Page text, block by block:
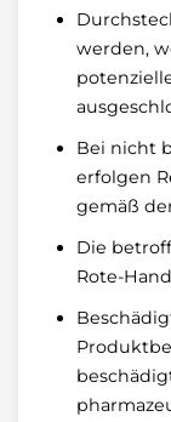
werden,
Bei nicht
erfolgen
gemäß
Die
Rote-